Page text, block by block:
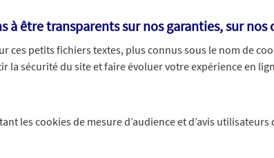
informations vous concernant. Pour plus d’informations,
à être transparents sur nos garanties, sur nos
ces petits fichiers textes, plus connus sous le nom de
sécurité du site et faire évoluer votre expérience en
les cookies de mesure d’audience et d’avis